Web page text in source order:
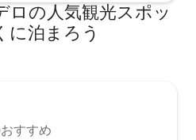
ロの人気観光スポッ
に泊まろう
すすめ